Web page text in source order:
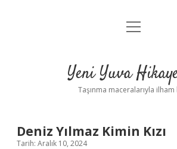
Anasayfa
Yasal Uyarı
menüyü
Yeni Yuva
Taşınma maceralarıyla ilham
Deniz Yılmaz Kimin Kızı
Tarih: Aralık 10, 2024